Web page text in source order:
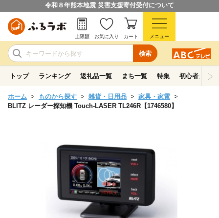
令和８年熊本地震 災害支援寄付受付について
検索
上限額 お気に入り カート メニュー
トップ ランキング 返礼品一覧 まち一覧 特集 初心者ガイド
ホーム ものから探す 雑貨・日用品
家具・家電
BLITZ レーダー探知機 Touch-LASER TL246R【1746580】